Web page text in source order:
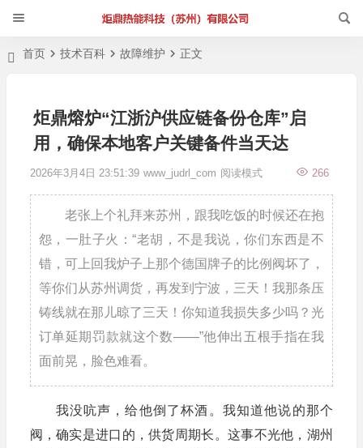
首页 技术百科 故障维护 正文
炬鼎熔炉“江浙沪供应链备份仓库”启
用，确保本地客户关键备件当天达
2026年3月4日 23:51:39 www_judrl_com 266
阅读模式
老张上个礼拜来苏州，跟我吃饭的时候还在抱
怨，一肚子火：“老胡，不是我说，你们东西是不
错，可上回我炉子上那个德国牌子的比例阀坏了，
等你们从苏州调货，再发到宁波，三天！我那条压
铸线就在那儿晾了三天！你知道我损失多少吗？光
订单延期罚款就这个数——”他伸出五根手指在我
面前晃，脸色难看。
我没吭声，给他倒了杯酒。我知道他说的那个
阀，确实是进口的，供货周期长。这事不光他，湖州